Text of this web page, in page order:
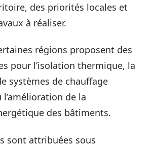
des priorités locales et
à réaliser.
régions proposent des
pour l’isolation thermique, la
systèmes de chauffage
de la
des bâtiments.
sont attribuées sous